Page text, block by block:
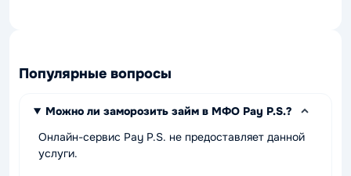
Популярные вопросы
Можно ли заморозить займ в МФО Pay P.S.?
Онлайн-сервис Pay P.S. не предоставляет данной
услуги.